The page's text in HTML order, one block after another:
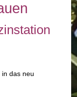
das neu